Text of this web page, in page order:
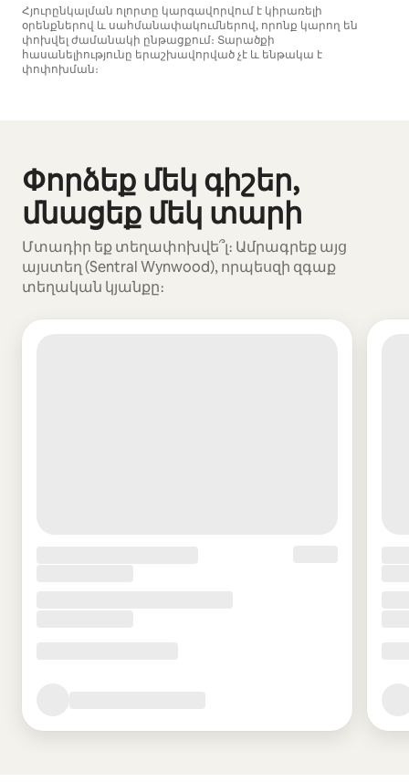
Հյուրընկալման ոլորտը կարգավորվում է կիրառելի
օրենքներով և սահմանափակումներով, որոնք կարող են
փոխվել ժամանակի ընթացքում։ Տարածքի
հասանելիությունը երաշխավորված չէ և ենթակա է
փոփոխման։
Փորձեք մեկ գիշեր,
մնացեք մեկ տարի
Մտադիր եք տեղափոխվե՞լ։ Ամրագրեք այց
այստեղ (Sentral Wynwood), որպեսզի զգաք
տեղական կյանքը։
Ցուցադրվում է 0 տարր՝ 0-ից